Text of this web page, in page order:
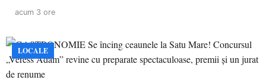
acum 3 ore
LOCALE